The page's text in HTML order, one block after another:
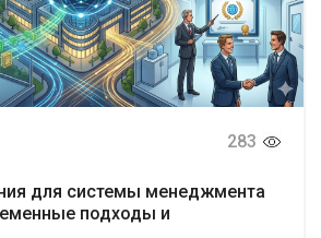
283
для системы менеджмента
подходы и